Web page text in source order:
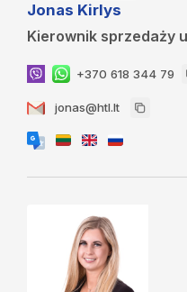
Jonas Kirlys
Kierownik sprzedaży
+370 618 344 79
jonas@htl.lt